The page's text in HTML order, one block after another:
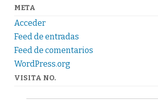
Gobierno
Nacional
Proyectos
23
mil
paa
META
Acceder
Feed de entradas
Feed de comentarios
WordPress.org
VISITA NO.